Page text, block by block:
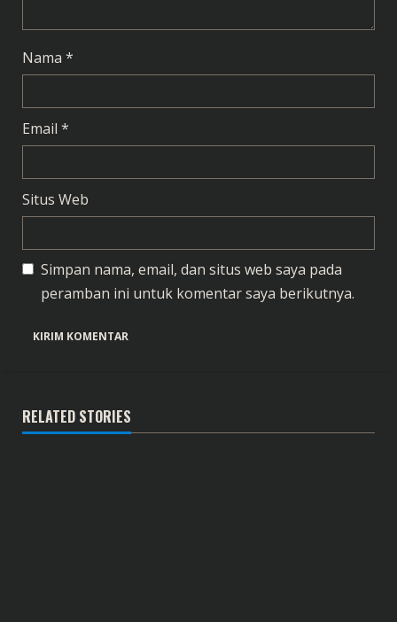
n
g
Nama *
Email *
Situs Web
Simpan nama, email, dan situs web saya pada
peramban ini untuk komentar saya berikutnya.
RELATED STORIES